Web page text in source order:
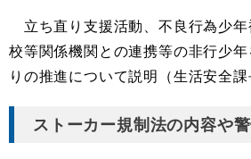
立ち直り支援活動、不良行為少
校等関係機関との連携等の非行少年
りの推進について説明（生活安全課
ストーカー規制法の内容や